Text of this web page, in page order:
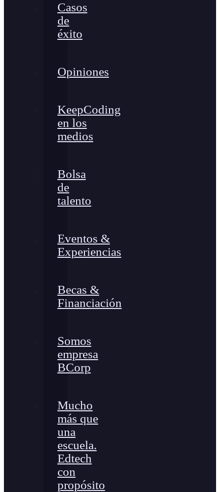
Casos
de
éxito
Opiniones
KeepCoding
en los
medios
Bolsa
de
talento
Eventos &
Experiencias
Becas &
Financiación
Somos
empresa
BCorp
Mucho
más que
una
escuela.
Edtech
con
propósito